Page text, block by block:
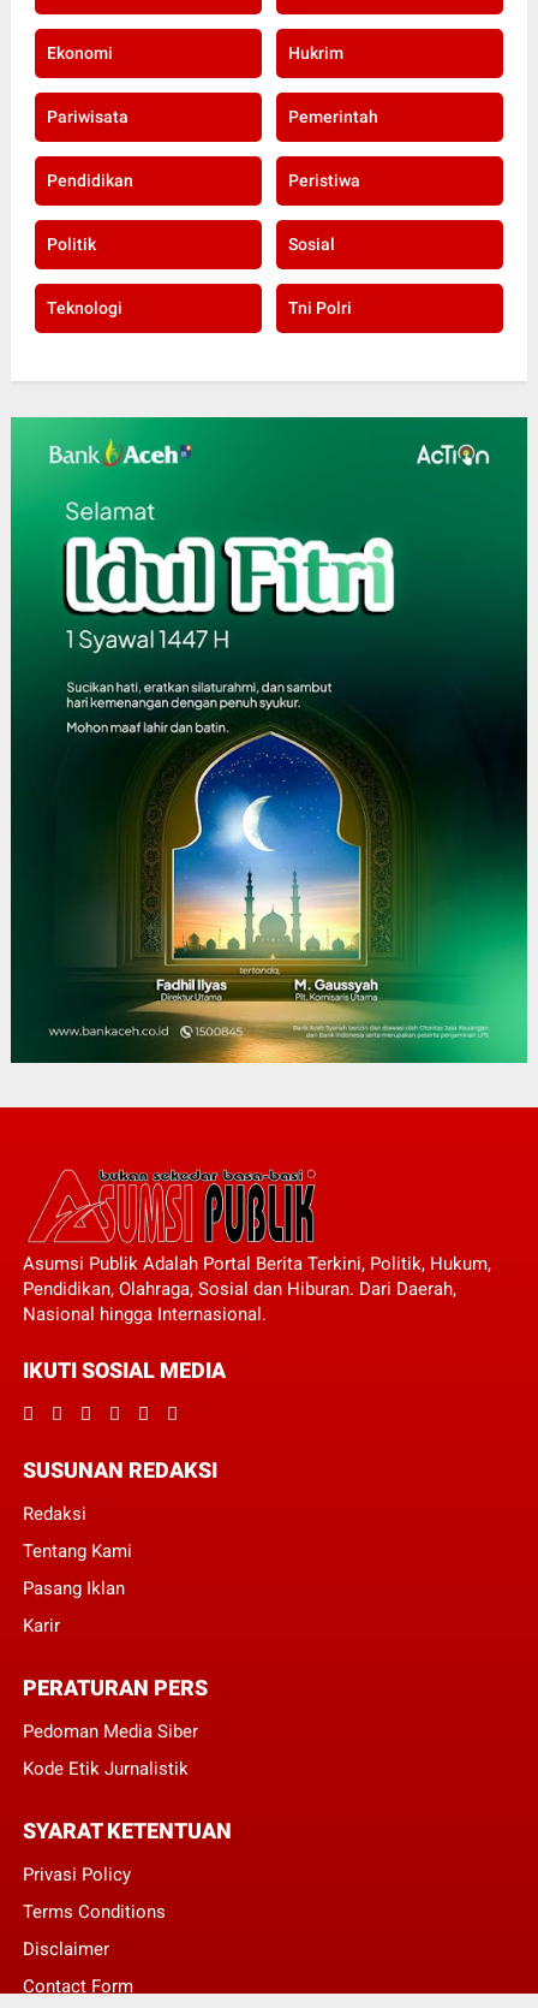
Ekonomi Hukrim
Pariwisata Pemerintah
Pendidikan Peristiwa
Politik Sosial
Teknologi Tni Polri
Asumsi Publik Adalah Portal Berita Terkini, Politik, Hukum,
Pendidikan, Olahraga, Sosial dan Hiburan. Dari Daerah,
Nasional hingga Internasional.
IKUTI SOSIAL MEDIA
SUSUNAN REDAKSI
Redaksi
Tentang Kami
Pasang Iklan
Karir
PERATURAN PERS
Pedoman Media Siber
Kode Etik Jurnalistik
SYARAT KETENTUAN
Privasi Policy
Terms Conditions
Disclaimer
Contact Form